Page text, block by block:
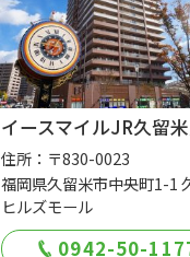
イースマイルJR久留
住所：〒830-0023
福岡県久留米市中央町1-1
ヒルズモール
0942-50-